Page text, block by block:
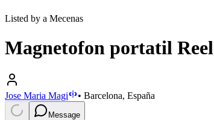
Listed by a Mecenas
Magnetofon portatil
Jose Maria Magi • Barcelona, España
Message